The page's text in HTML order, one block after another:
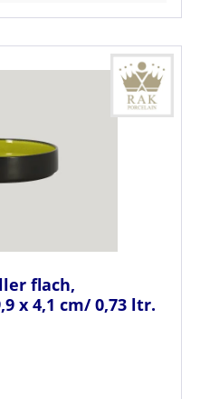
flach,
x 4,1 cm/ 0,73 ltr.